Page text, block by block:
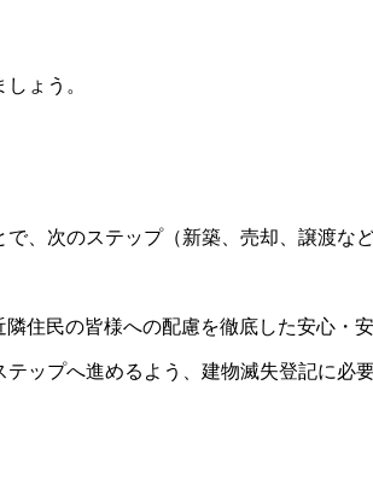
ょう。
、次のステップ（新築、売却、譲渡な
住民の皆様への配慮を徹底した安心・
ップへ進めるよう、建物滅失登記に